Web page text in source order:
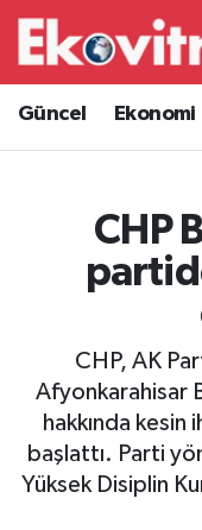
Güncel Ekonomi
CHP
CHP, AK
Afyonkarahisar
hakkında
başlattı. Parti
Yüksek Disiplin
Güncel
Ekonomi
Borsa
İş Dünyası
Otovitrin
Asayiş
Hava Durumu
Trafik Durumu
Süper Lig
Tüm
Son Dakika
Haber Arşivi